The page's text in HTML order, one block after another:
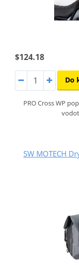
$124.18
Do
PRO Cross WP
SW MOTECH